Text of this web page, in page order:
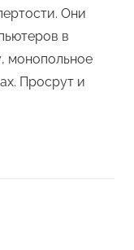
Они
в
монопольное
Просрут и